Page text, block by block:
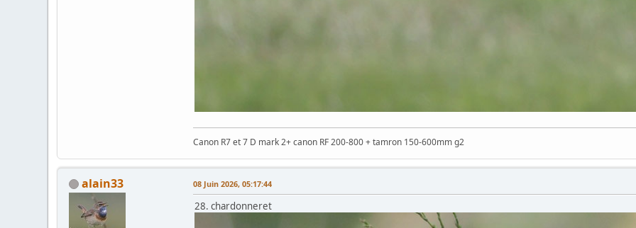
Canon R7 et 7 D mark 2+ canon RF 200-800 + tamron 150-600mm g2
alain33 08 Juin 2026, 05:17:44
28. chardonneret